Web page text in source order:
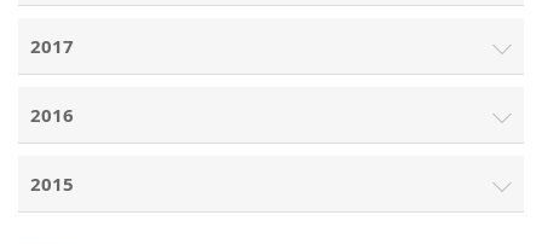
2017
2016
2015